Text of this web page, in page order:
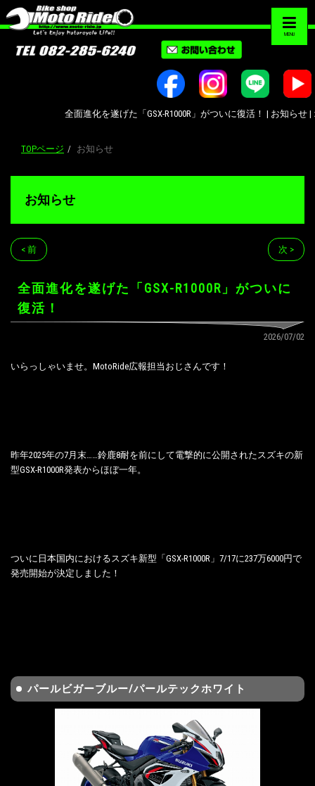
MENU
全面進化を遂げた「GSX-R1000R」がついに復活！ | お知らせ | オー
TOPページ お知らせ
お知らせ
< 前 次 >
全面進化を遂げた「GSX-R1000R」がついに
復活！
2026/07/02
いらっしゃいませ。MotoRide広報担当おじさんです！
昨年2025年の7月末……鈴鹿8耐を前にして電撃的に公開されたスズキの新
型GSX-R1000R発表からほぼ一年。
ついに日本国内におけるスズキ新型「GSX-R1000R」7/17に237万6000円で
発売開始が決定しました！
パールビガーブルー/パールテックホワイト